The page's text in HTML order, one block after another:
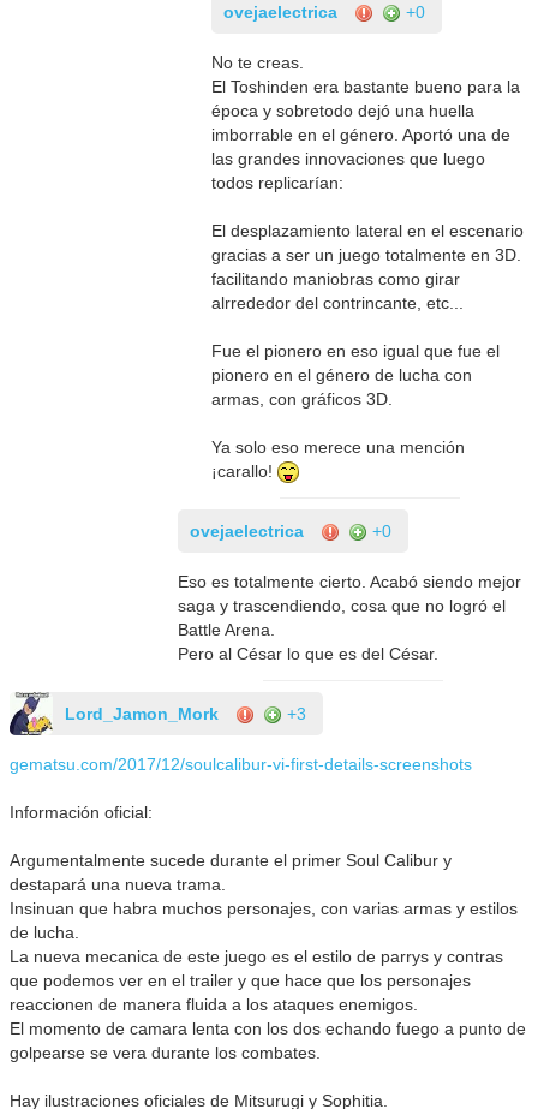
ovejaelectrica +0
No te creas.
El Toshinden era bastante bueno para la
época y sobretodo dejó una huella
imborrable en el género. Aportó una de
las grandes innovaciones que luego
todos replicarían:
El desplazamiento lateral en el escenario
gracias a ser un juego totalmente en 3D.
facilitando maniobras como girar
alrrededor del contrincante, etc...
Fue el pionero en eso igual que fue el
pionero en el género de lucha con
armas, con gráficos 3D.
Ya solo eso merece una mención
¡carallo!
ovejaelectrica +0
Eso es totalmente cierto. Acabó siendo mejor
saga y trascendiendo, cosa que no logró el
Battle Arena.
Pero al César lo que es del César.
Lord_Jamon_Mork +3
gematsu.com/2017/12/soulcalibur-vi-first-details-screenshots
Información oficial:
Argumentalmente sucede durante el primer Soul Calibur y
destapará una nueva trama.
Insinuan que habra muchos personajes, con varias armas y estilos
de lucha.
La nueva mecanica de este juego es el estilo de parrys y contras
que podemos ver en el trailer y que hace que los personajes
reaccionen de manera fluida a los ataques enemigos.
El momento de camara lenta con los dos echando fuego a punto de
golpearse se vera durante los combates.
Hay ilustraciones oficiales de Mitsurugi y Sophitia.